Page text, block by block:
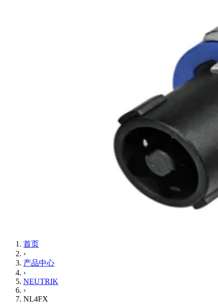
首页
›
产品中心
›
NEUTRIK
›
NL4FX